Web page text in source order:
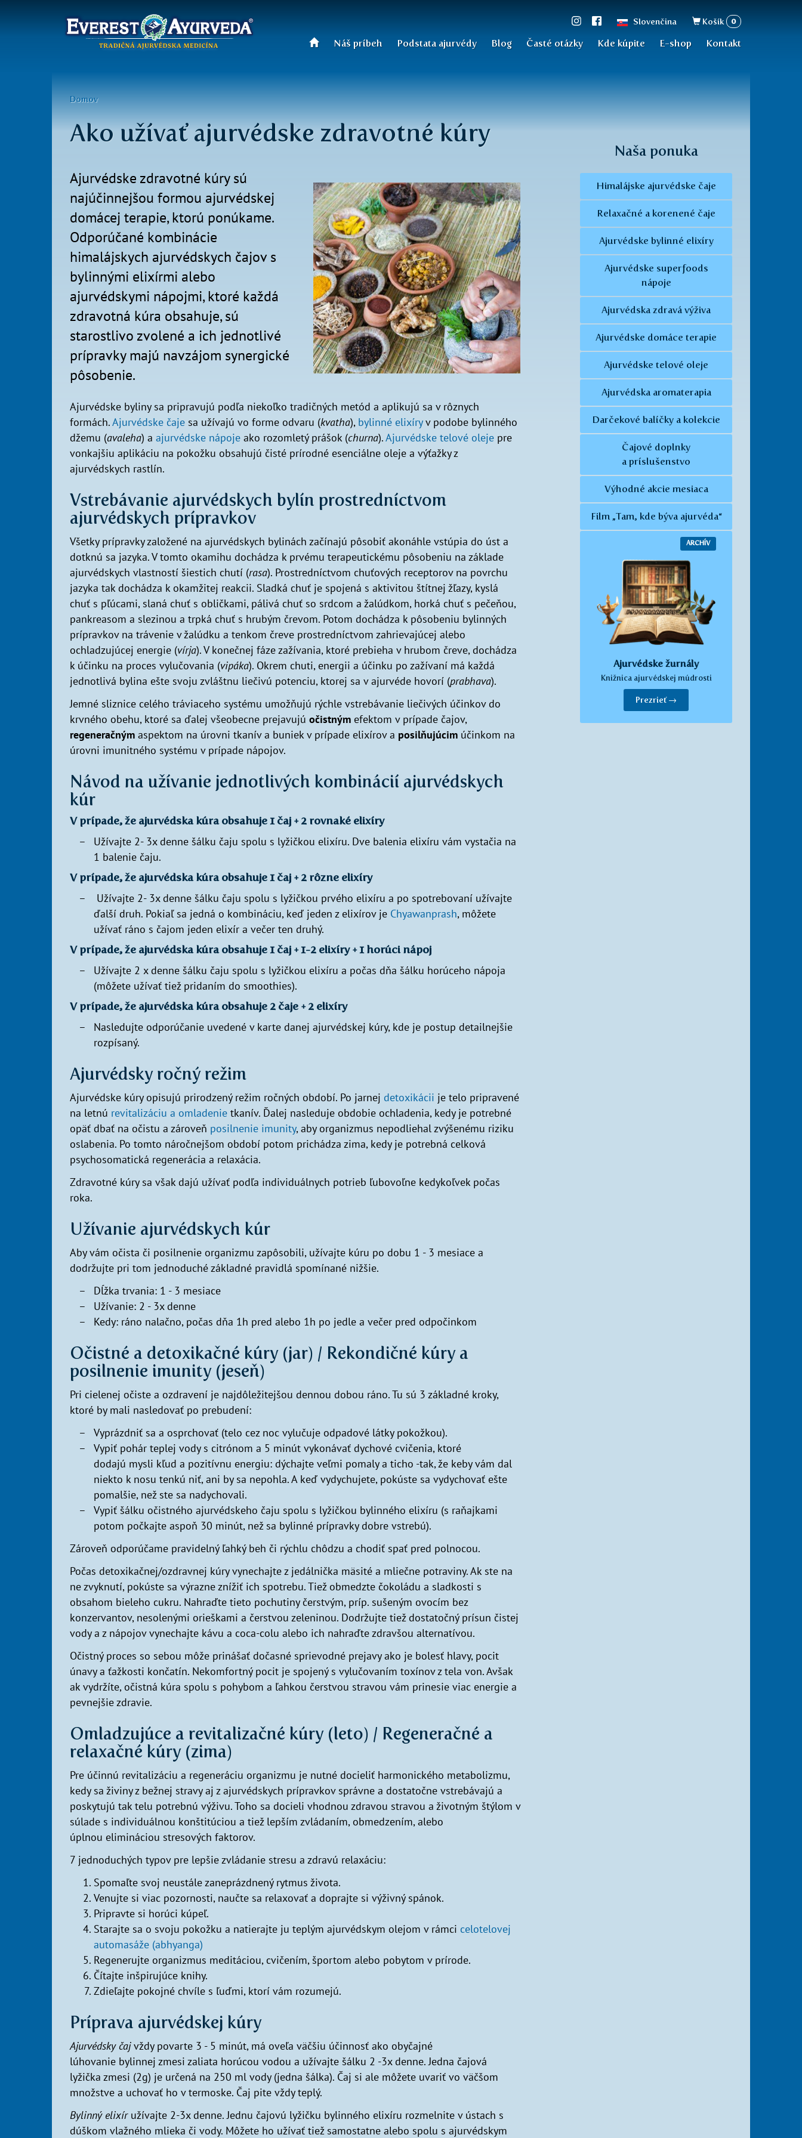
Slovenčina Košík 0
Hlavné
Náš príbeh Podstata ajurvédy Blog Časté otázky Kde kúpite E-shop Kontakt
Nachádzate
sa
tu
Domov
Ako užívať ajurvédske zdravotné kúry
Ajurvédske zdravotné kúry sú
najúčinnejšou formou ajurvédskej
domácej terapie, ktorú ponúkame.
Odporúčané kombinácie
himalájskych ajurvédskych čajov s
bylinnými elixírmi alebo
ajurvédskymi nápojmi, ktoré každá
zdravotná kúra obsahuje, sú
starostlivo zvolené a ich jednotlivé
prípravky majú navzájom synergické
pôsobenie.
Ajurvédske byliny sa pripravujú podľa niekoľko tradičných metód a aplikujú sa v rôznych
formách.Ajurvédske čaje sa užívajú vo forme odvaru (kvatha), bylinné elixíryv podobe bylinného
džemu (avaleha) a ajurvédske nápoje ako rozomletý prášok (churna).Ajurvédske telové oleje pre
vonkajšiu aplikáciu na pokožku obsahujú čisté prírodné esenciálne oleje a výťažky z
ajurvédskych rastlín.
Vstrebávanie ajurvédskych bylín prostredníctvom
ajurvédskych prípravkov
Všetky prípravky založené na ajurvédskych bylinách začínajú pôsobiť akonáhle vstúpia do úst a
dotknú sa jazyka. V tomto okamihu dochádza k prvému terapeutickému pôsobeniu na základe
ajurvédskych vlastností šiestich chutí (rasa). Prostredníctvom chuťových receptorov na povrchu
jazyka tak dochádza k okamžitej reakcii. Sladká chuť je spojená s aktivitou štítnej žľazy, kyslá
chuť s pľúcami, slaná chuť s obličkami, pálivá chuť so srdcom a žalúdkom, horká chuť s pečeňou,
pankreasom a slezinou a trpká chuť s hrubým črevom. Potom dochádza k pôsobeniu bylinných
prípravkov na trávenie v žalúdku a tenkom čreve prostredníctvom zahrievajúcej alebo
ochladzujúcej energie (vírja). V konečnej fáze zažívania, ktoré prebieha v hrubom čreve, dochádza
k účinku na proces vylučovania (vipáka). Okrem chuti, energii a účinku po zažívaní má každá
jednotlivá bylina ešte svoju zvláštnu liečivú potenciu, ktorej sa v ajurvéde hovorí (prabhava).
Jemné sliznice celého tráviaceho systému umožňujú rýchle vstrebávanie liečivých účinkov do
krvného obehu, ktoré sa ďalej všeobecne prejavujú očistným efektom v prípade čajov,
regeneračným aspektom na úrovni tkanív a buniek v prípade elixírov a posilňujúcim účinkom na
úrovni imunitného systému v prípade nápojov.
Návod na užívanie jednotlivých kombinácií ajurvédskych
kúr
V prípade, že ajurvédska kúra obsahuje 1 čaj + 2 rovnaké elixíry
Užívajte 2- 3x denne šálku čaju spolu s lyžičkou elixíru. Dve balenia elixíru vám vystačia na
1 balenie čaju.
V prípade, že ajurvédska kúra obsahuje 1 čaj + 2 rôzne elixíry
Užívajte 2- 3x denne šálku čaju spolu s lyžičkou prvého elixíru a po spotrebovaní užívajte
ďalší druh. Pokiaľ sa jedná o kombináciu, keď jeden z elixírov je Chyawanprash, môžete
užívať ráno s čajom jeden elixír a večer ten druhý.
V prípade, že ajurvédska kúra obsahuje 1 čaj + 1-2 elixíry + 1 horúci nápoj
Užívajte 2 x denne šálku čaju spolu s lyžičkou elixíru a počas dňa šálku horúceho nápoja
(môžete užívať tiež pridaním do smoothies).
V prípade, že ajurvédska kúra obsahuje 2 čaje + 2 elixíry
Nasledujte odporúčanie uvedené v karte danej ajurvédskej kúry, kde je postup detailnejšie
rozpísaný.
Ajurvédsky ročný režim
Ajurvédske kúry opisujú prirodzený režim ročných období. Po jarnej detoxikácii je telo pripravené
na letnú revitalizáciu a omladenie tkanív. Ďalej nasleduje obdobie ochladenia, kedy je potrebné
opäť dbať na očistu a zároveň posilnenie imunity, aby organizmus nepodliehal zvýšenému riziku
oslabenia. Po tomto náročnejšom období potom prichádza zima, kedy je potrebná celková
psychosomatická regenerácia a relaxácia.
Zdravotné kúry sa však dajú užívať podľa individuálnych potrieb ľubovoľne kedykoľvek počas
roka.
Užívanie ajurvédskych kúr
Aby vám očista či posilnenie organizmu zapôsobili, užívajte kúru po dobu 1 - 3 mesiace a
dodržujte pri tom jednoduché základné pravidlá spomínané nižšie.
Dĺžka trvania: 1 - 3 mesiace
Užívanie: 2 - 3x denne
Kedy: ráno nalačno, počas dňa 1h pred alebo 1h po jedle a večer pred odpočinkom
Očistné a detoxikačné kúry (jar) / Rekondičné kúry a
posilnenie imunity (jeseň)
Pri cielenej očiste a ozdravení je najdôležitejšou dennou dobou ráno. Tu sú 3 základné kroky,
ktoré by mali nasledovať po prebudení:
Vyprázdniť sa a osprchovať (telo cez noc vylučuje odpadové látky pokožkou).
Vypiť pohár teplej vody s citrónom a 5 minút vykonávať dychové cvičenia, ktoré
dodajú mysli kľud a pozitívnu energiu: dýchajte veľmi pomaly a ticho -tak, že keby vám dal
niekto k nosu tenkú niť, ani by sa nepohla. A keď vydychujete, pokúste sa vydychovať ešte
pomalšie, než ste sa nadychovali.
Vypiť šálku očistného ajurvédskeho čaju spolu s lyžičkou bylinného elixíru (s raňajkami
potom počkajte aspoň 30 minút, než sa bylinné prípravky dobre vstrebú).
Zároveň odporúčame pravidelný ľahký beh či rýchlu chôdzu a chodiť spať pred polnocou.
Počas detoxikačnej/ozdravnej kúry vynechajte z jedálnička mäsité a mliečne potraviny. Ak ste na
ne zvyknutí, pokúste sa výrazne znížiť ich spotrebu. Tiež obmedzte čokoládu a sladkosti s
obsahom bieleho cukru. Nahraďte tieto pochutiny čerstvým, príp. sušeným ovocím bez
konzervantov, nesolenými orieškami a čerstvou zeleninou. Dodržujte tiež dostatočný prísun čistej
vody a z nápojov vynechajte kávu a coca-colu alebo ich nahraďte zdravšou alternatívou.
Očistný proces so sebou môže prinášať dočasné sprievodné prejavy ako je bolesť hlavy, pocit
únavy a ťažkosti končatín. Nekomfortný pocit je spojený s vylučovaním toxínov z tela von. Avšak
ak vydržíte, očistná kúra spolu s pohybom a ľahkou čerstvou stravou vám prinesie viac energie a
pevnejšie zdravie.
Omladzujúce a revitalizačné kúry (leto) / Regeneračné a
relaxačné kúry (zima)
Pre účinnú revitalizáciu a regeneráciu organizmu je nutné docieliť harmonického metabolizmu,
kedy sa živiny z bežnej stravy aj z ajurvédskych prípravkov správne a dostatočne vstrebávajú a
poskytujú tak telu potrebnú výživu. Toho sa docieli vhodnou zdravou stravou a životným štýlom v
súlade s individuálnou konštitúciou a tiež lepším zvládaním, obmedzením, alebo
úplnou elimináciou stresových faktorov.
7 jednoduchých typov pre lepšie zvládanie stresu a zdravú relaxáciu:
Spomaľte svoj neustále zaneprázdnený rytmus života.
Venujte si viac pozornosti, naučte sa relaxovať a doprajte si výživný spánok.
Pripravte si horúci kúpeľ.
Starajte sa o svoju pokožku a natierajte ju teplým ajurvédskym olejom v rámci celotelovej
automasáže (abhyanga)
Regenerujte organizmus meditáciou, cvičením, športom alebo pobytom v prírode.
Čítajte inšpirujúce knihy.
Zdieľajte pokojné chvíle s ľuďmi, ktorí vám rozumejú.
Príprava ajurvédskej kúry
Ajurvédsky čajvždy povarte 3 - 5 minút, má oveľa väčšiu účinnosť ako obyčajné
lúhovanie bylinnej zmesi zaliata horúcou vodou a užívajte šálku 2 -3x denne. Jedna čajová
lyžička zmesi (2g) je určená na 250 ml vody (jedna šálka). Čaj si ale môžete uvariť vo väčšom
množstve a uchovať ho v termoske. Čaj pite vždy teplý.
Bylinný elixíružívajte 2-3x denne. Jednu čajovú lyžičku bylinného elixíru rozmelnite v ústach s
dúškom vlažného mlieka či vody. Môžete ho užívať tiež samostatne alebo spolu s ajurvédskym
Naša ponuka
Himalájske ajurvédske čaje
Relaxačné a korenené čaje
Ajurvédske bylinné elixíry
Ajurvédske superfoods
nápoje
Ajurvédska zdravá výživa
Ajurvédske domáce terapie
Ajurvédske telové oleje
Ajurvédska aromaterapia
Darčekové balíčky a kolekcie
Čajové doplnky
a príslušenstvo
Výhodné akcie mesiaca
Film „Tam, kde býva ajurvéda“
ARCHÍV
Ajurvédske žurnály
Knižnica ajurvédskej múdrosti
Prezrieť →